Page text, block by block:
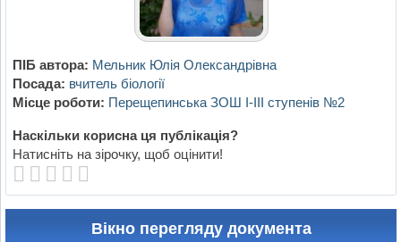
ПІБ автора: Мельник Юлія Олександрівна
Посада: вчитель біології
Місце роботи: Перещепинська ЗОШ І-ІІІ ступенів №2
Наскільки корисна ця публікація?
Натисніть на зірочку, щоб оцінити!
Вікно перегляду документа